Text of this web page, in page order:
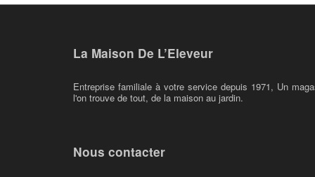
La Maison De L’Eleveur
Entreprise familiale à votre service depuis 1971, Un
l'on trouve de tout, de la maison au jardin.
Nous contacter